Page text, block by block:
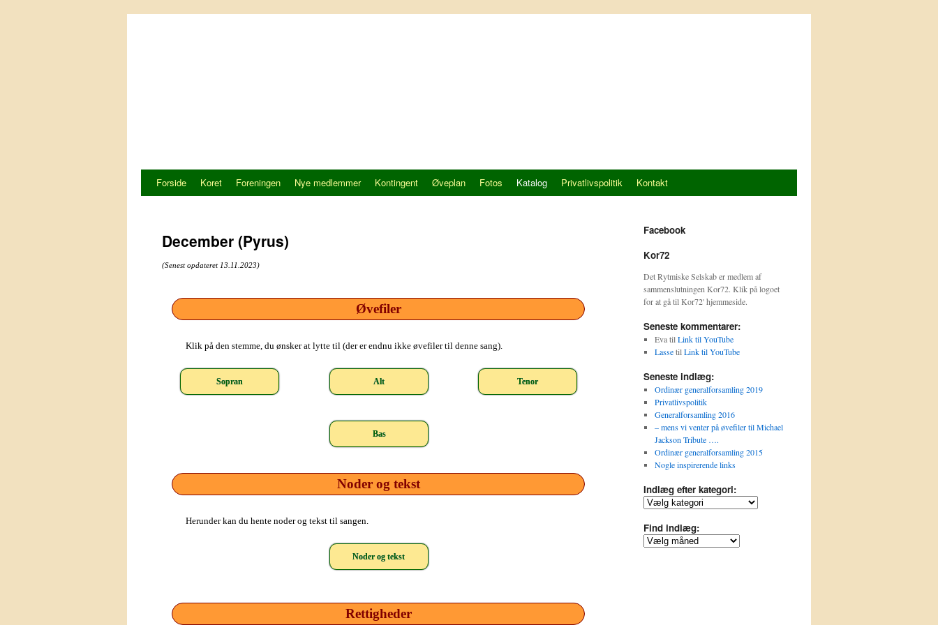
Forside Koret Foreningen Nye medlemmer Kontingent Øveplan Fotos Katalog Privatlivspolitik Kontakt
December (Pyrus)
(Senest opdateret 13.11.2023)
Øvefiler
Klik på den stemme, du ønsker at lytte til (der er endnu ikke øvefiler til denne sang).
Sopran Alt Tenor
Bas
Noder og tekst
Herunder kan du hente noder og tekst til sangen.
Noder og tekst
Rettigheder
Facebook
Kor72
Det Rytmiske Selskab er medlem af
sammenslutningen Kor72. Klik på logoet
for at gå til Kor72' hjemmeside.
Seneste kommentarer:
EvatilLink til YouTube
LassetilLink til YouTube
Seneste indlæg:
Ordinær generalforsamling 2019
Privatlivspolitik
Generalforsamling 2016
– mens vi venter på øvefiler til Michael
Jackson Tribute ….
Ordinær generalforsamling 2015
Nogle inspirerende links
Indlæg efter kategori:
Indlæg
kategori:
Find indlæg:
Find